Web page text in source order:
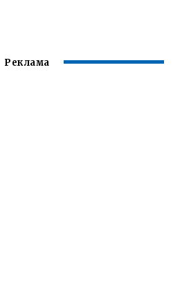
Реклама